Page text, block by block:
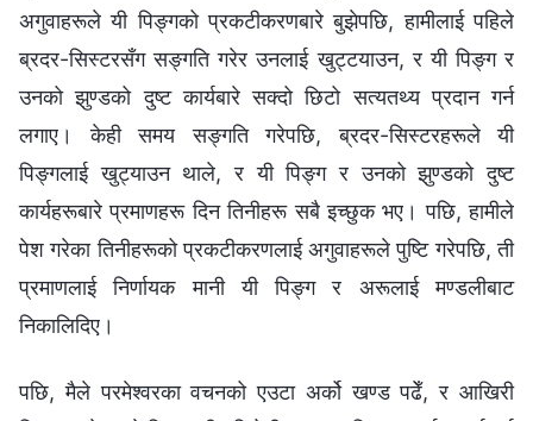
अगुवाहरूले यी पिङ्गको प्रकटीकरणबारे बुझेपछि, हामीलाई पहिले
ब्रदर-सिस्टरसँग सङ्गति गरेर उनलाई खुट्टयाउन, र यी पिङ्ग र
उनको झुण्डको दुष्ट कार्यबारे सक्दो छिटो सत्यतथ्य प्रदान गर्न
लगाए। केही समय सङ्गति गरेपछि, ब्रदर-सिस्टरहरूले यी
पिङ्गलाई खुट्याउन थाले, र यी पिङ्ग र उनको झुण्डको दुष्ट
कार्यहरूबारे प्रमाणहरू दिन तिनीहरू सबै इच्छुक भए। पछि, हामीले
पेश गरेका तिनीहरूको प्रकटीकरणलाई अगुवाहरूले पुष्टि गरेपछि, ती
प्रमाणलाई निर्णायक मानी यी पिङ्ग र अरूलाई मण्डलीबाट
निकालिदिए।
पछि, मैले परमेश्‍वरका वचनको एउटा अर्को खण्ड पढेँ, र आखिरी